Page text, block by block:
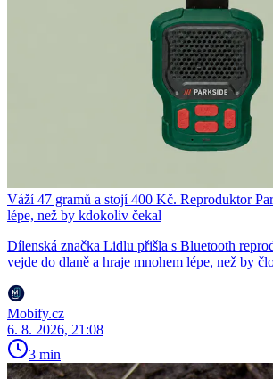
Váží 47 gramů a stojí 400 Kč. Reproduktor
lépe, než by kdokoliv čekal
Dílenská značka Lidlu přišla s Bluetooth
vejde do dlaně a hraje mnohem lépe, než by
Mobify.cz
6. 8. 2026, 21:08
3 min